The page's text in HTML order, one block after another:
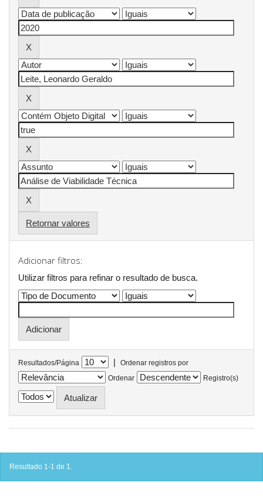
Retornar valores
Adicionar filtros:
Utilizar filtros para refinar o resultado de busca.
Resultados/Página |
Ordenar registros por
Ordenar
Registro(s)
Resultado 1-1 de 1.